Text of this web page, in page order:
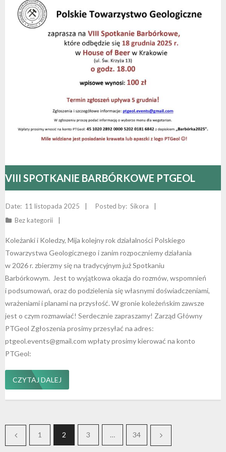
VIII SPOTKANIE BARBÓRKOWE PTGEOL
11 listopada 2025
Sikora
Bez kategorii
Koleżanki i Koledzy, Mija kolejny rok działalności Polskiego
Towarzystwa Geologicznego i zanim rozpoczniemy działania
w 2026 r. zbierzmy się na tradycyjnym już Spotkaniu
Barbórkowym. Jest to wyjątkowa okazja do rozmów, wspomnień
i podsumowań, oraz do podzielenia się własnymi doświadczeniami,
wrażeniami i planami na przysłość. W gronie koleżeńskim zawsze
jest o czym rozmawiać! Serdecznie zapraszamy! Zarząd Główny
PTGeol Zgłoszenia prosimy przesyłać na adres:
ptgeol.events@gmail.com wpłaty prosimy kierować na konto
PTGeol:
CZYTAJ DALEJ
1 2 3 … 34